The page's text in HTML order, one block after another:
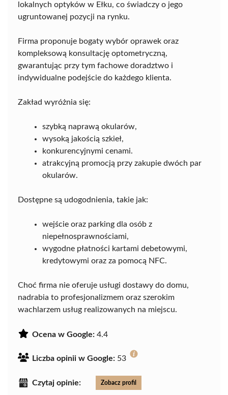
lokalnych optyków w Ełku, co świadczy o jego
ugruntowanej pozycji na rynku.
Firma proponuje bogaty wybór oprawek oraz
kompleksową konsultację optometryczną,
gwarantując przy tym fachowe doradztwo i
indywidualne podejście do każdego klienta.
Zakład wyróżnia się:
szybką naprawą okularów,
wysoką jakością szkieł,
konkurencyjnymi cenami.
atrakcyjną promocją przy zakupie dwóch par
okularów.
Dostępne są udogodnienia, takie jak:
wejście oraz parking dla osób z
niepełnosprawnościami,
wygodne płatności kartami debetowymi,
kredytowymi oraz za pomocą NFC.
Choć firma nie oferuje usługi dostawy do domu,
nadrabia to profesjonalizmem oraz szerokim
wachlarzem usług realizowanych na miejscu.
Ocena w Google: 4.4
Liczba opinii w Google: 53
Czytaj opinie: Zobacz profil